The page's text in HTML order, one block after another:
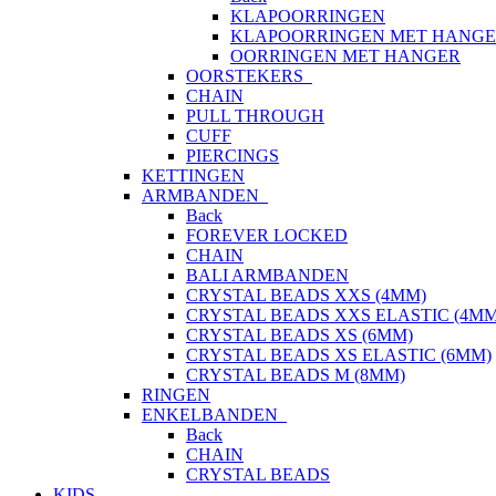
KLAPOORRINGEN
KLAPOORRINGEN MET
OORRINGEN MET HANGER
OORSTEKERS
CHAIN
PULL THROUGH
CUFF
PIERCINGS
KETTINGEN
ARMBANDEN
Back
FOREVER LOCKED
CHAIN
BALI ARMBANDEN
CRYSTAL BEADS XXS (4MM)
CRYSTAL BEADS XXS ELASTIC
CRYSTAL BEADS XS (6MM)
CRYSTAL BEADS XS ELASTIC (6MM)
CRYSTAL BEADS M (8MM)
RINGEN
ENKELBANDEN
Back
CHAIN
CRYSTAL BEADS